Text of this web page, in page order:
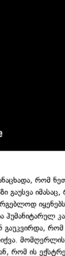
რომ
გაუსვა იმასაც,
ჰუმანიტარულ
რომ ის